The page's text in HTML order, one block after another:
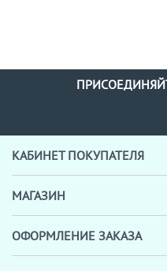
КАБИНЕТ ПОКУПАТЕЛЯ
МАГАЗИН
ОФОРМЛЕНИЕ ЗАКАЗА